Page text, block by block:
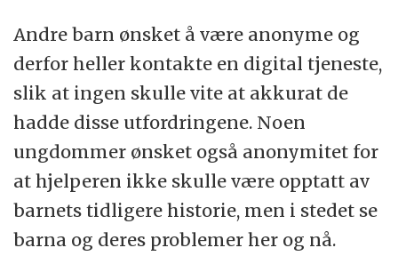
Andre barn ønsket å være anonyme og
derfor heller kontakte en digital tjeneste,
slik at ingen skulle vite at akkurat de
hadde disse utfordringene. Noen
ungdommer ønsket også anonymitet for
at hjelperen ikke skulle være opptatt av
barnets tidligere historie, men i stedet se
barna og deres problemer her og nå.